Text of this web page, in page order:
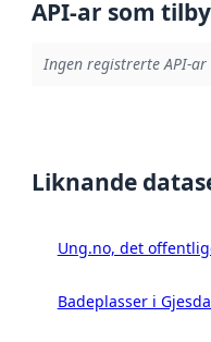
API-ar som
Ingen registrerte API-
Liknande
Ung.no, det
Badeplasser i